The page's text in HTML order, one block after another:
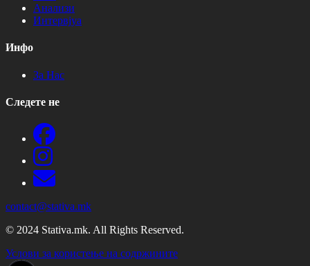
Анализи
Интервјуа
Инфо
За Нас
Следете не
contact@stativa.mk
© 2024 Stativa.mk. All Rights Reserved.
Услови за користење на содржините